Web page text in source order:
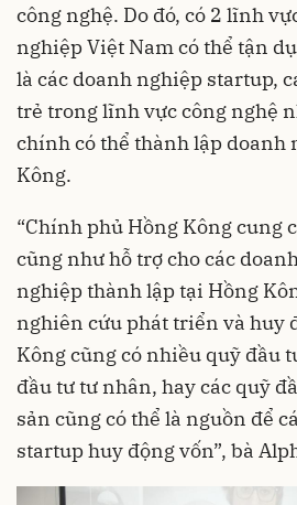
công nghệ. Do đó, có 2 lĩnh
nghiệp Việt Nam có thể tận
là các doanh nghiệp startup,
trẻ trong lĩnh vực công nghệ
chính có thể thành lập doanh
Kông.
“Chính phủ Hồng Kông cung
cũng như hỗ trợ cho các
nghiệp thành lập tại Hồng
nghiên cứu phát triển và huy
Kông cũng có nhiều quỹ đầu
đầu tư tư nhân, hay các quỹ
sản cũng có thể là nguồn để
startup huy động vốn”, bà